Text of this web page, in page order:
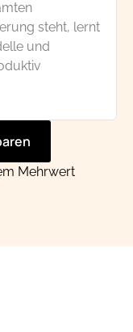
steht, lernt
und
Mehrwert